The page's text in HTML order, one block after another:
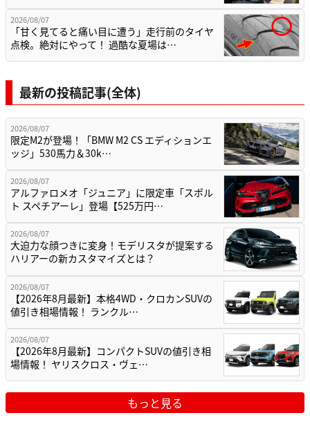
2026/08/07
「甘く見てると痛い目に遭う」走行前のタイヤ
点検。絶対にやって！ 過酷な夏場は…
最新の投稿記事(全体)
2026/08/07
限定M2が登場！「BMW M2 CS エディションエ
ッジ」530馬力＆30k…
2026/08/07
アルファロメオ「ジュニア」に限定車「スポル
ト スペチアーレ」登場【525万円…
2026/08/07
大迫力な顔つきに変身！モデリスタが提案する
ハリアーの新カスタマイズとは？
2026/08/07
【2026年8月最新】本格4WD・クロカンSUVの
値引き相場情報！ ランクル…
2026/08/07
【2026年8月最新】コンパクトSUVの値引き相
場情報！ ヤリスクロス・ヴェ…
もっと見る